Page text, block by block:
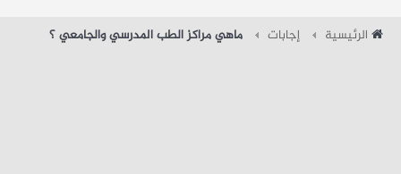
الرئيسية إجابات ماهي مراكز الطب المدرسي والجامعي ؟